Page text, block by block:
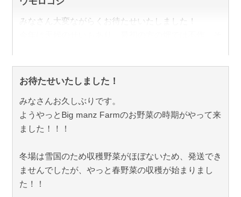
みなさん大変ながらくお待たせいたしました！
ました！
して申し訳ございません。
今年は、今週末限定で予約を承りたいとおもいます。
分かりません。
なので、注意事項をよくお読みの上、みなさまからの
予約を承りますのでよろしくお願いいたします。
お待たせいたしました！
みなさんお久しぶりです。
ようやっとBig manz Farmのお野菜の時期がやって来
ました！！！
冬場は雪国のため収穫野菜がほぼないため、発送でき
ませんでしたが、やっと春野菜の収穫が始まりまし
た！！